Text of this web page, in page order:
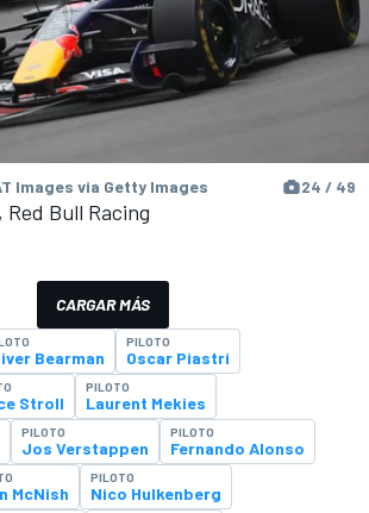
Images via Getty Images 24 / 49
Bull Racing
CARGAR MÁS
Bearman
PILOTO
Oscar Piastri
Stroll
PILOTO
Laurent Mekies
PILOTO
Jos Verstappen
PILOTO
Fernando Alonso
McNish
PILOTO
Nico Hulkenberg